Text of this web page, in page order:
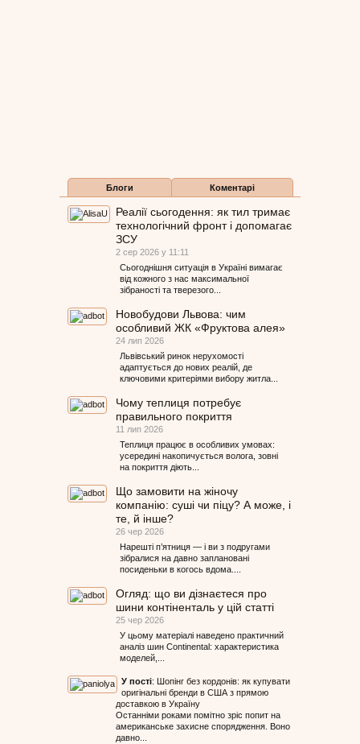
Блоги Коментарі
Реалії сьогодення: як тил тримає
технологічний фронт і допомагає
ЗСУ
2 сер 2026 у 11:11
Сьогоднішня ситуація в Україні вимагає
від кожного з нас максимальної
зібраності та тверезого...
Новобудови Львова: чим
особливий ЖК «Фруктова алея»
24 лип 2026
Львівський ринок нерухомості
адаптується до нових реалій, де
ключовими критеріями вибору житла...
Чому теплиця потребує
правильного покриття
11 лип 2026
Теплиця працює в особливих умовах:
усередині накопичується волога, зовні
на покриття діють...
Що замовити на жіночу
компанію: суші чи піцу? А може, і
те, й інше?
26 чер 2026
Нарешті п’ятниця — і ви з подругами
зібралися на давно заплановані
посиденьки в когось вдома....
Огляд: що ви дізнаєтеся про
шини контіненталь у цій статті
25 чер 2026
У цьому матеріалі наведено практичний
аналіз шин Continental: характеристика
моделей,...
У пості: Шопінг без кордонів: як купувати
оригінальні бренди в США з прямою
доставкою в Україну
Останніми роками помітно зріс попит на
американське захисне спорядження. Воно
давно...